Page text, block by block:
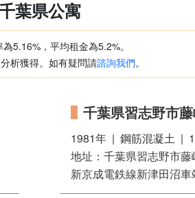
長生郡一宮町
葉県公寓
5.16%，平均租金為5.2%。
析獲得。如有疑問請諮詢我們。
千葉県習志野市
1981年 | 鋼筋混凝土 |
地址：千葉県習志野市藤
新京成電鉄線新津田沼